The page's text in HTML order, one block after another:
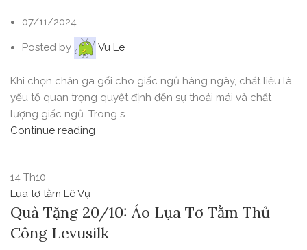
07/11/2024
Posted by Vu Le
Khi chọn chăn ga gối cho giấc ngủ hàng ngày, chất liệu là
yếu tố quan trọng quyết định đến sự thoải mái và chất
lượng giấc ngủ. Trong s...
Continue reading
14 Th10
Lụa tơ tằm Lê Vụ
Quà Tặng 20/10: Áo Lụa Tơ Tằm Thủ
Công Levusilk